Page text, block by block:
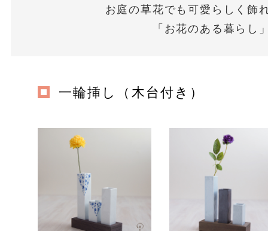
お庭の草花でも可愛らしく飾
「お花のある暮らし
一輪挿し（木台付き）